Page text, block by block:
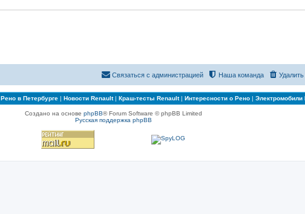
Наша команда
Связаться с администрацией
Рено в Петербурге| Новости Renault| Краш-тесты Renault| Интересности о Рено| Электромобили
Создано на основе phpBB® Forum Software © phpBB Limited
Русская поддержка phpBB